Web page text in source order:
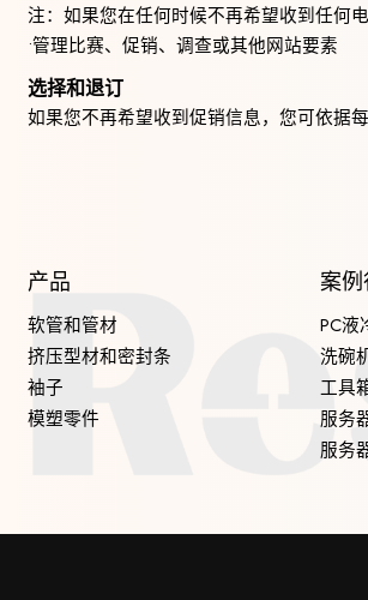
注：如果您在任何时候不再希望收到任何
•管理比赛、促销、调查或其他网站要素
选择和退订
如果您不再希望收到促销信息，您可依据
产品
软管和管材
挤压型材和密封条
袖子
模塑零件
案
PC液
洗碗
工具
服务
服务